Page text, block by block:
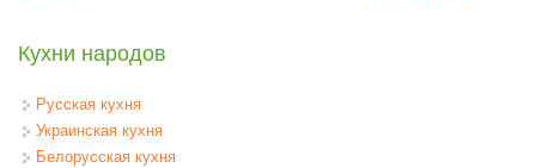
Кухни народов
Русская кухня
Украинская кухня
Белорусская кухня